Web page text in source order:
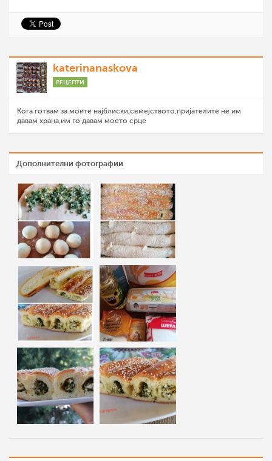
katerinanaskova
РЕЦЕПТИ
Кога готвам за моите најблиски,семејството,пријателите не им
давам храна,им го давам моето срце
Дополнителни фотографии